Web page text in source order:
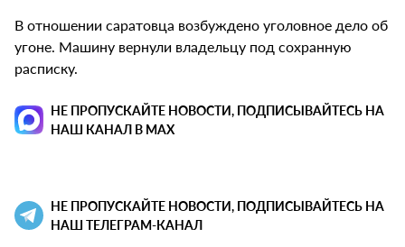
В отношении саратовца возбуждено уголовное дело об
угоне. Машину вернули владельцу под сохранную
расписку.
НЕ ПРОПУСКАЙТЕ НОВОСТИ, ПОДПИСЫВАЙТЕСЬ НА
НАШ КАНАЛ В MAX
НЕ ПРОПУСКАЙТЕ НОВОСТИ, ПОДПИСЫВАЙТЕСЬ НА
НАШ ТЕЛЕГРАМ-КАНАЛ